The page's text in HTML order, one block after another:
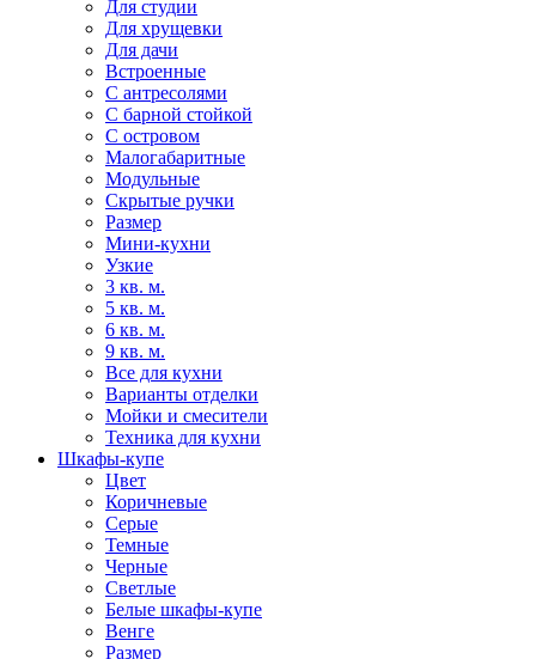
Для студии
Для хрущевки
Для дачи
Встроенные
С антресолями
С барной стойкой
С островом
Малогабаритные
Модульные
Скрытые ручки
Размер
Мини-кухни
Узкие
3 кв. м.
5 кв. м.
6 кв. м.
9 кв. м.
Все для кухни
Варианты отделки
Мойки и смесители
Техника для кухни
Шкафы-купе
Цвет
Коричневые
Серые
Темные
Черные
Светлые
Белые шкафы-купе
Венге
Размер